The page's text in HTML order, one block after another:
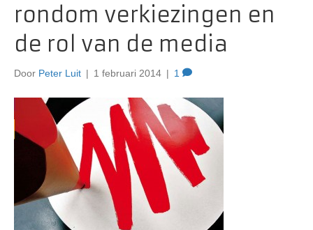
rondom verkiezingen en
de rol van de media
Door Peter Luit | 1 februari 2014 | 1